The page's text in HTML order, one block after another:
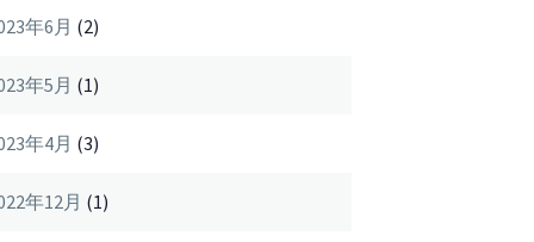
年6月 (2)
年5月 (1)
年4月 (3)
年12月 (1)